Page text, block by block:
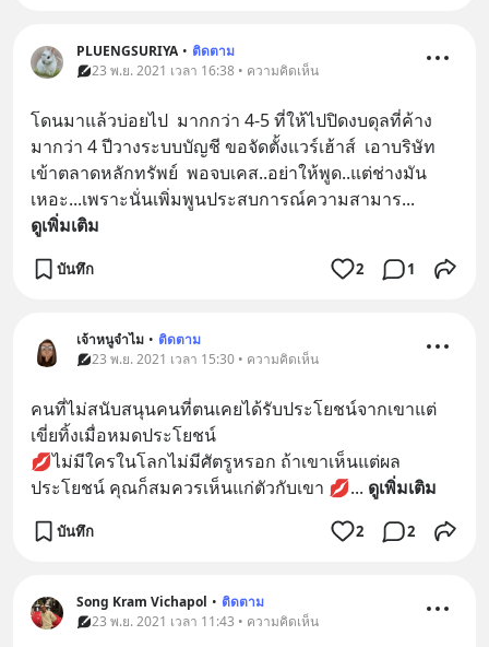
PLUENGSURIYA • ติดตาม
23 พ.ย. 2021 เวลา 16:38 • ความคิดเห็น
โดนมาแล้วบ่อยไป  มากกว่า 4-5 ที่ให้ไปปิดงบดุลที่ค้าง
มากว่า 4 ปีวางระบบบัญชี ขอจัดตั้งแวร์เฮ้าส์  เอาบริษัท
เข้าตลาดหลักทรัพย์  พอจบเคส..อย่าให้พูด..แต่ช่างมัน
เหอะ...เพราะนั่นเพิ่มพูนประสบการณ์ความสามาร...
ดูเพิ่มเติม
บันทึก 2 1
เจ้าหนูจำไม • ติดตาม
23 พ.ย. 2021 เวลา 15:30 • ความคิดเห็น
คนที่ไม่สนับสนุนคนที่ตนเคยได้รับประโยชน์จากเขาแต่
เขี่ยทิ้งเมื่อหมดประโยชน์
💋ไม่มีใครในโลกไม่มีศัตรูหรอก ถ้าเขาเห็นแต่ผล
ประโยชน์ คุณก็สมควรเห็นแก่ตัวกับเขา 💋... ดูเพิ่มเติม
บันทึก 2 2
Song Kram Vichapol • ติดตาม
23 พ.ย. 2021 เวลา 11:43 • ความคิดเห็น